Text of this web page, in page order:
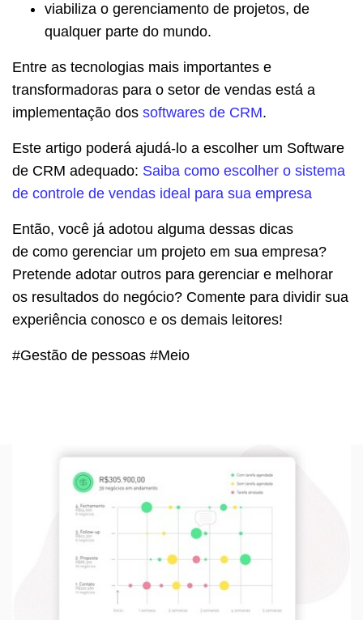
viabiliza o gerenciamento de projetos, de
qualquer parte do mundo.
Entre as tecnologias mais importantes e
transformadoras para o setor de vendas está a
implementação dos softwares de CRM.
Este artigo poderá ajudá-lo a escolher um Software
de CRM adequado: Saiba como escolher o sistema
de controle de vendas ideal para sua empresa
Então, você já adotou alguma dessas dicas
de como gerenciar um projeto em sua empresa?
Pretende adotar outros para gerenciar e melhorar
os resultados do negócio? Comente para dividir sua
experiência conosco e os demais leitores!
#Gestão de pessoas #Meio